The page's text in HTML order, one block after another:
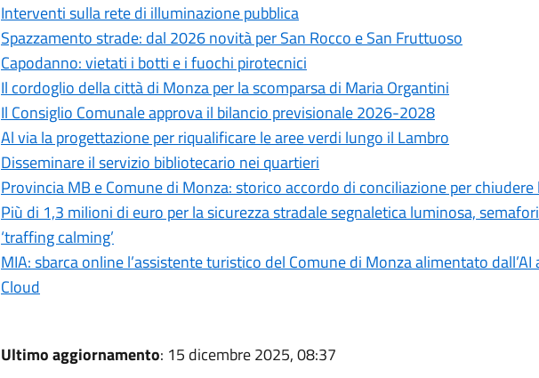
Interventi sulla rete di illuminazione pubblica
Spazzamento strade: dal 2026 novità per San Rocco e San Fruttuoso
Capodanno: vietati i botti e i fuochi pirotecnici
Il cordoglio della città di Monza per la scomparsa di Maria Organtini
Il Consiglio Comunale approva il bilancio previsionale 2026-2028
Al via la progettazione per riqualificare le aree verdi lungo il Lambro
Disseminare il servizio bibliotecario nei quartieri
Provincia MB e Comune di Monza: storico accordo di conciliazione per chiudere
Più di 1,3 milioni di euro per la sicurezza stradale segnaletica luminosa,
‘traffing calming’
MIA: sbarca online l’assistente turistico del Comune di Monza alimentato dall’AI
Cloud
Ultimo aggiornamento: 15 dicembre 2025, 08:37